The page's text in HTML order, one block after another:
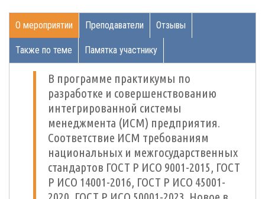
О мероприятии Преподаватели Отзывы
Также по теме Памятка участнику
В программе практикумы по
разработке и совершенствованию
интегрированной системы
менеджмента (ИСМ) предприятия.
Соответствие ИСМ требованиям
национальных и межгосударственных
стандартов ГОСТ Р ИСО 9001-2015, ГОСТ
Р ИСО 14001-2016, ГОСТ Р ИСО 45001-